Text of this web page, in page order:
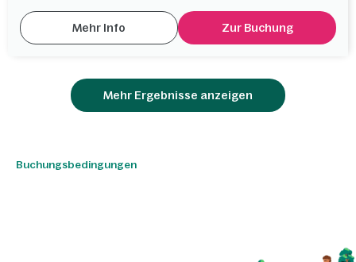
Mehr Info Zur Buchung
Mehr Ergebnisse anzeigen
Buchungsbedingungen